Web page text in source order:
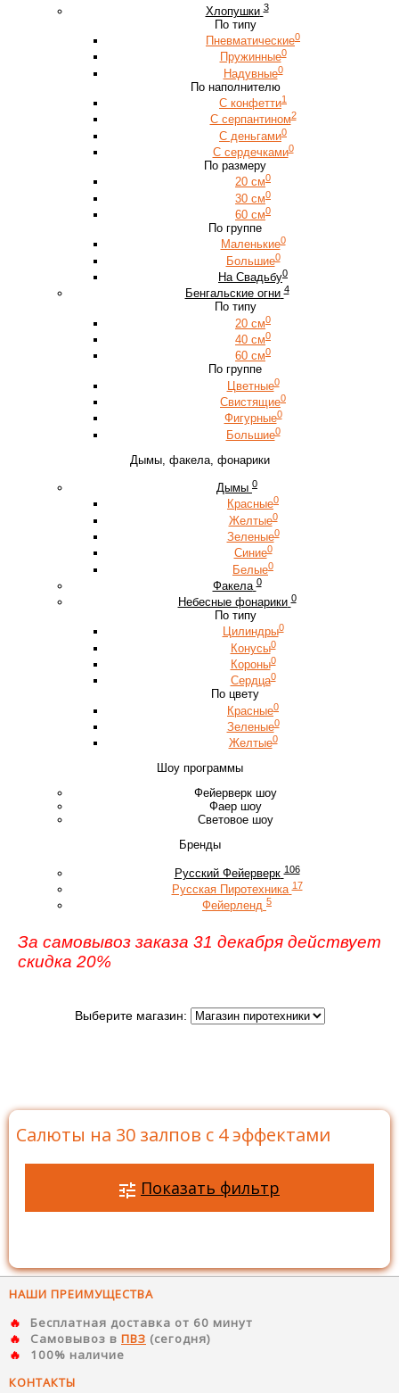
Хлопушки 3
По типу
Пневматические0
Пружинные0
Надувные0
По наполнителю
С конфетти1
С серпантином2
С деньгами0
С сердечками0
По размеру
20 см0
30 см0
60 см0
По группе
Маленькие0
Большие0
На Свадьбу0
Бенгальские огни 4
По типу
20 см0
40 см0
60 см0
По группе
Цветные0
Свистящие0
Фигурные0
Большие0
Дымы, факела, фонарики
Дымы 0
Красные0
Желтые0
Зеленые0
Синие0
Белые0
Факела 0
Небесные фонарики 0
По типу
Цилиндры0
Конусы0
Короны0
Сердца0
По цвету
Красные0
Зеленые0
Желтые0
Шоу программы
Фейерверк шоу
Фаер шоу
Световое шоу
Бренды
Русский Фейерверк 106
Русская Пиротехника 17
Фейерленд 5
За самовывоз заказа 31 декабря действует
скидка 20%
Выберите магазин:
Салюты на 30 залпов с 4 эффектами
Показать фильтр
НАШИ ПРЕИМУЩЕСТВА
Бесплатная доставка от 60 минут
Самовывоз в ПВЗ (сегодня)
100% наличие
КОНТАКТЫ